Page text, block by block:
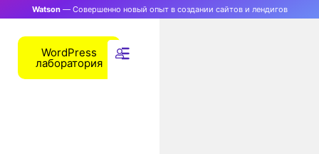
Watson— Совершенно новый опыт в создании сайтов и лендигов
WordPress
лаборатория